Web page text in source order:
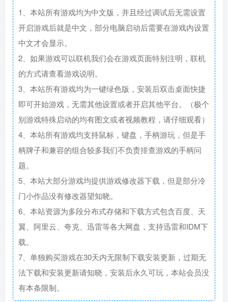
1、本站所有游戏均为中文版，并且经过调试后无需设置
开启游戏后就是中文，部分电脑启动后需要在游戏内设置
中文才会显示。
2、如果游戏可以联机我们会在游戏页面特别注明，联机
的方式请查看游戏说明。
3、本站所有游戏均为一键绿色版，安装后双击桌面快捷
即可开始游戏，无需其他设置或者开启其他平台。（极个
别游戏特殊启动的均有图文或者视频教程，请仔细观看）
4、本站所有游戏均支持鼠标，键盘，手柄游玩，但是手
柄牌子和兼容的组合较多我们不负责排查游戏的手柄问
题。
5、本站大部分游戏均提供游戏修改器下载，但是部分冷
门小作品没有修改器望知晓。
6、本站资源为多段分布式存储和下载方式包含百度、天
翼、阿里云、夸克、迅雷等各大网盘，支持迅雷和IDM下
载。
7、单独购买游戏在30天内无限制下载安装更新，过期无
法下载和安装更新请知晓，安装后永久可玩，本站会员没
有本条限制。